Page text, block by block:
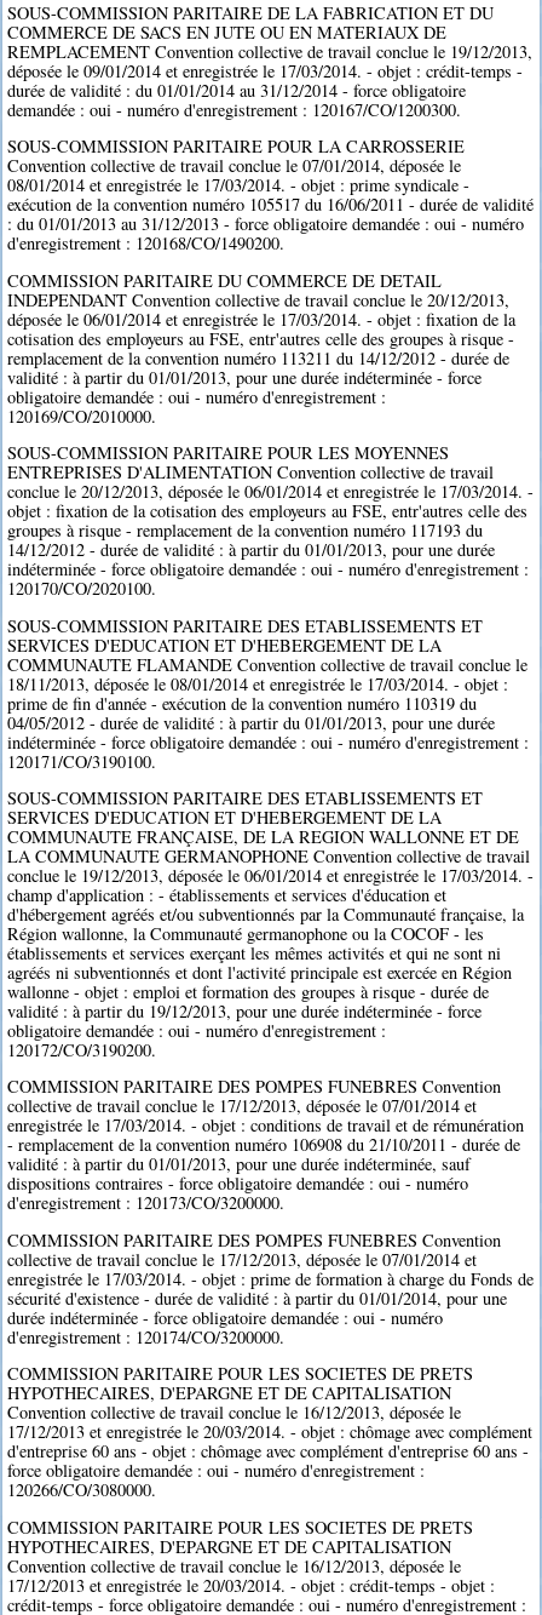
SOUS-COMMISSION PARITAIRE DE LA FABRICATION ET DU
COMMERCE DE SACS EN JUTE OU EN MATERIAUX DE
REMPLACEMENT Convention collective de travail conclue le 19/12/2013,
déposée le 09/01/2014 et enregistrée le 17/03/2014. - objet : crédit-temps -
durée de validité : du 01/01/2014 au 31/12/2014 - force obligatoire
demandée : oui - numéro d'enregistrement : 120167/CO/1200300.
SOUS-COMMISSION PARITAIRE POUR LA CARROSSERIE
Convention collective de travail conclue le 07/01/2014, déposée le
08/01/2014 et enregistrée le 17/03/2014. - objet : prime syndicale -
exécution de la convention numéro 105517 du 16/06/2011 - durée de validité
: du 01/01/2013 au 31/12/2013 - force obligatoire demandée : oui - numéro
d'enregistrement : 120168/CO/1490200.
COMMISSION PARITAIRE DU COMMERCE DE DETAIL
INDEPENDANT Convention collective de travail conclue le 20/12/2013,
déposée le 06/01/2014 et enregistrée le 17/03/2014. - objet : fixation de la
cotisation des employeurs au FSE, entr'autres celle des groupes à risque -
remplacement de la convention numéro 113211 du 14/12/2012 - durée de
validité : à partir du 01/01/2013, pour une durée indéterminée - force
obligatoire demandée : oui - numéro d'enregistrement :
120169/CO/2010000.
SOUS-COMMISSION PARITAIRE POUR LES MOYENNES
ENTREPRISES D'ALIMENTATION Convention collective de travail
conclue le 20/12/2013, déposée le 06/01/2014 et enregistrée le 17/03/2014. -
objet : fixation de la cotisation des employeurs au FSE, entr'autres celle des
groupes à risque - remplacement de la convention numéro 117193 du
14/12/2012 - durée de validité : à partir du 01/01/2013, pour une durée
indéterminée - force obligatoire demandée : oui - numéro d'enregistrement :
120170/CO/2020100.
SOUS-COMMISSION PARITAIRE DES ETABLISSEMENTS ET
SERVICES D'EDUCATION ET D'HEBERGEMENT DE LA
COMMUNAUTE FLAMANDE Convention collective de travail conclue le
18/11/2013, déposée le 08/01/2014 et enregistrée le 17/03/2014. - objet :
prime de fin d'année - exécution de la convention numéro 110319 du
04/05/2012 - durée de validité : à partir du 01/01/2013, pour une durée
indéterminée - force obligatoire demandée : oui - numéro d'enregistrement :
120171/CO/3190100.
SOUS-COMMISSION PARITAIRE DES ETABLISSEMENTS ET
SERVICES D'EDUCATION ET D'HEBERGEMENT DE LA
COMMUNAUTE FRANÇAISE, DE LA REGION WALLONNE ET DE
LA COMMUNAUTE GERMANOPHONE Convention collective de travail
conclue le 19/12/2013, déposée le 06/01/2014 et enregistrée le 17/03/2014. -
champ d'application : - établissements et services d'éducation et
d'hébergement agréés et/ou subventionnés par la Communauté française, la
Région wallonne, la Communauté germanophone ou la COCOF - les
établissements et services exerçant les mêmes activités et qui ne sont ni
agréés ni subventionnés et dont l'activité principale est exercée en Région
wallonne - objet : emploi et formation des groupes à risque - durée de
validité : à partir du 19/12/2013, pour une durée indéterminée - force
obligatoire demandée : oui - numéro d'enregistrement :
120172/CO/3190200.
COMMISSION PARITAIRE DES POMPES FUNEBRES Convention
collective de travail conclue le 17/12/2013, déposée le 07/01/2014 et
enregistrée le 17/03/2014. - objet : conditions de travail et de rémunération
- remplacement de la convention numéro 106908 du 21/10/2011 - durée de
validité : à partir du 01/01/2013, pour une durée indéterminée, sauf
dispositions contraires - force obligatoire demandée : oui - numéro
d'enregistrement : 120173/CO/3200000.
COMMISSION PARITAIRE DES POMPES FUNEBRES Convention
collective de travail conclue le 17/12/2013, déposée le 07/01/2014 et
enregistrée le 17/03/2014. - objet : prime de formation à charge du Fonds de
sécurité d'existence - durée de validité : à partir du 01/01/2014, pour une
durée indéterminée - force obligatoire demandée : oui - numéro
d'enregistrement : 120174/CO/3200000.
COMMISSION PARITAIRE POUR LES SOCIETES DE PRETS
HYPOTHECAIRES, D'EPARGNE ET DE CAPITALISATION
Convention collective de travail conclue le 16/12/2013, déposée le
17/12/2013 et enregistrée le 20/03/2014. - objet : chômage avec complément
d'entreprise 60 ans - objet : chômage avec complément d'entreprise 60 ans -
force obligatoire demandée : oui - numéro d'enregistrement :
120266/CO/3080000.
COMMISSION PARITAIRE POUR LES SOCIETES DE PRETS
HYPOTHECAIRES, D'EPARGNE ET DE CAPITALISATION
Convention collective de travail conclue le 16/12/2013, déposée le
17/12/2013 et enregistrée le 20/03/2014. - objet : crédit-temps - objet :
crédit-temps - force obligatoire demandée : oui - numéro d'enregistrement :